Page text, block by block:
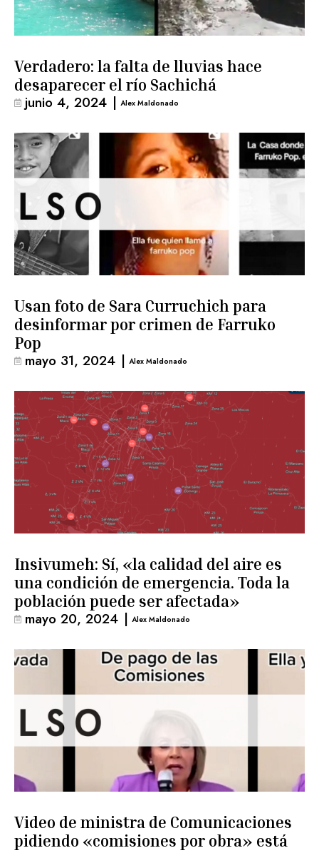
Verdadero: la falta de lluvias hace
desaparecer el río Sachichá
junio 4, 2024 | Alex Maldonado
Usan foto de Sara Curruchich para
desinformar por crimen de Farruko
Pop
mayo 31, 2024 | Alex Maldonado
Insivumeh: Sí, «la calidad del aire es
una condición de emergencia. Toda la
población puede ser afectada»
mayo 20, 2024 | Alex Maldonado
Video de ministra de Comunicaciones
pidiendo «comisiones por obra» está